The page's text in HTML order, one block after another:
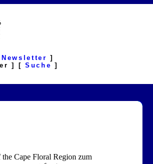
Newsletter ]
] [Suche ]
Cape Floral Region zum